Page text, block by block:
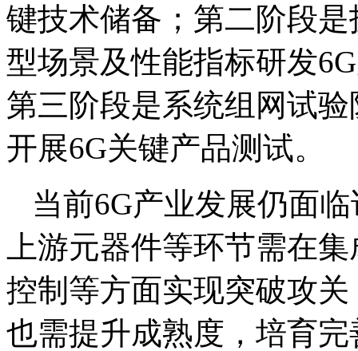
键技术储备；第二阶段
型场景及性能指标研发
第三阶段是系统组网试
开展6G关键产品测试。
当前6G产业发展仍面
上游元器件等环节需在
控制等方面实现突破攻
也需提升成熟度，培育